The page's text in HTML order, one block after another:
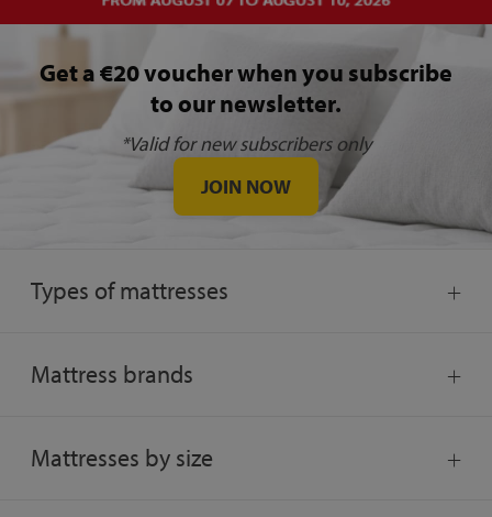
Get a €20 voucher when you subscribe
to our newsletter.
*Valid for new subscribers only
JOIN NOW
Types of mattresses
Mattress brands
Mattresses by size